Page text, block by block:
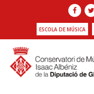
ESCOLA DE MÚSICA